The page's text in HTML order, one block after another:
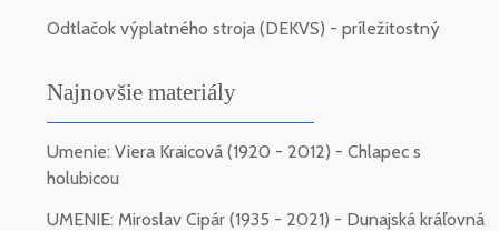
Odtlačok výplatného stroja (DEKVS) - príležitostný
Najnovšie materiály
Umenie: Viera Kraicová (1920 - 2012) - Chlapec s
holubicou
UMENIE: Miroslav Cipár (1935 - 2021) - Dunajská kráľovná